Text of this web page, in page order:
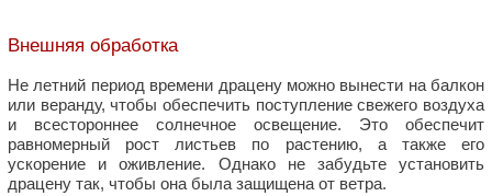
Внешняя обработка
Не летний период времени драцену можно вынести на балкон
или веранду, чтобы обеспечить поступление свежего воздуха
и всестороннее солнечное освещение. Это обеспечит
равномерный рост листьев по растению, а также его
ускорение и оживление. Однако не забудьте установить
драцену так, чтобы она была защищена от ветра.